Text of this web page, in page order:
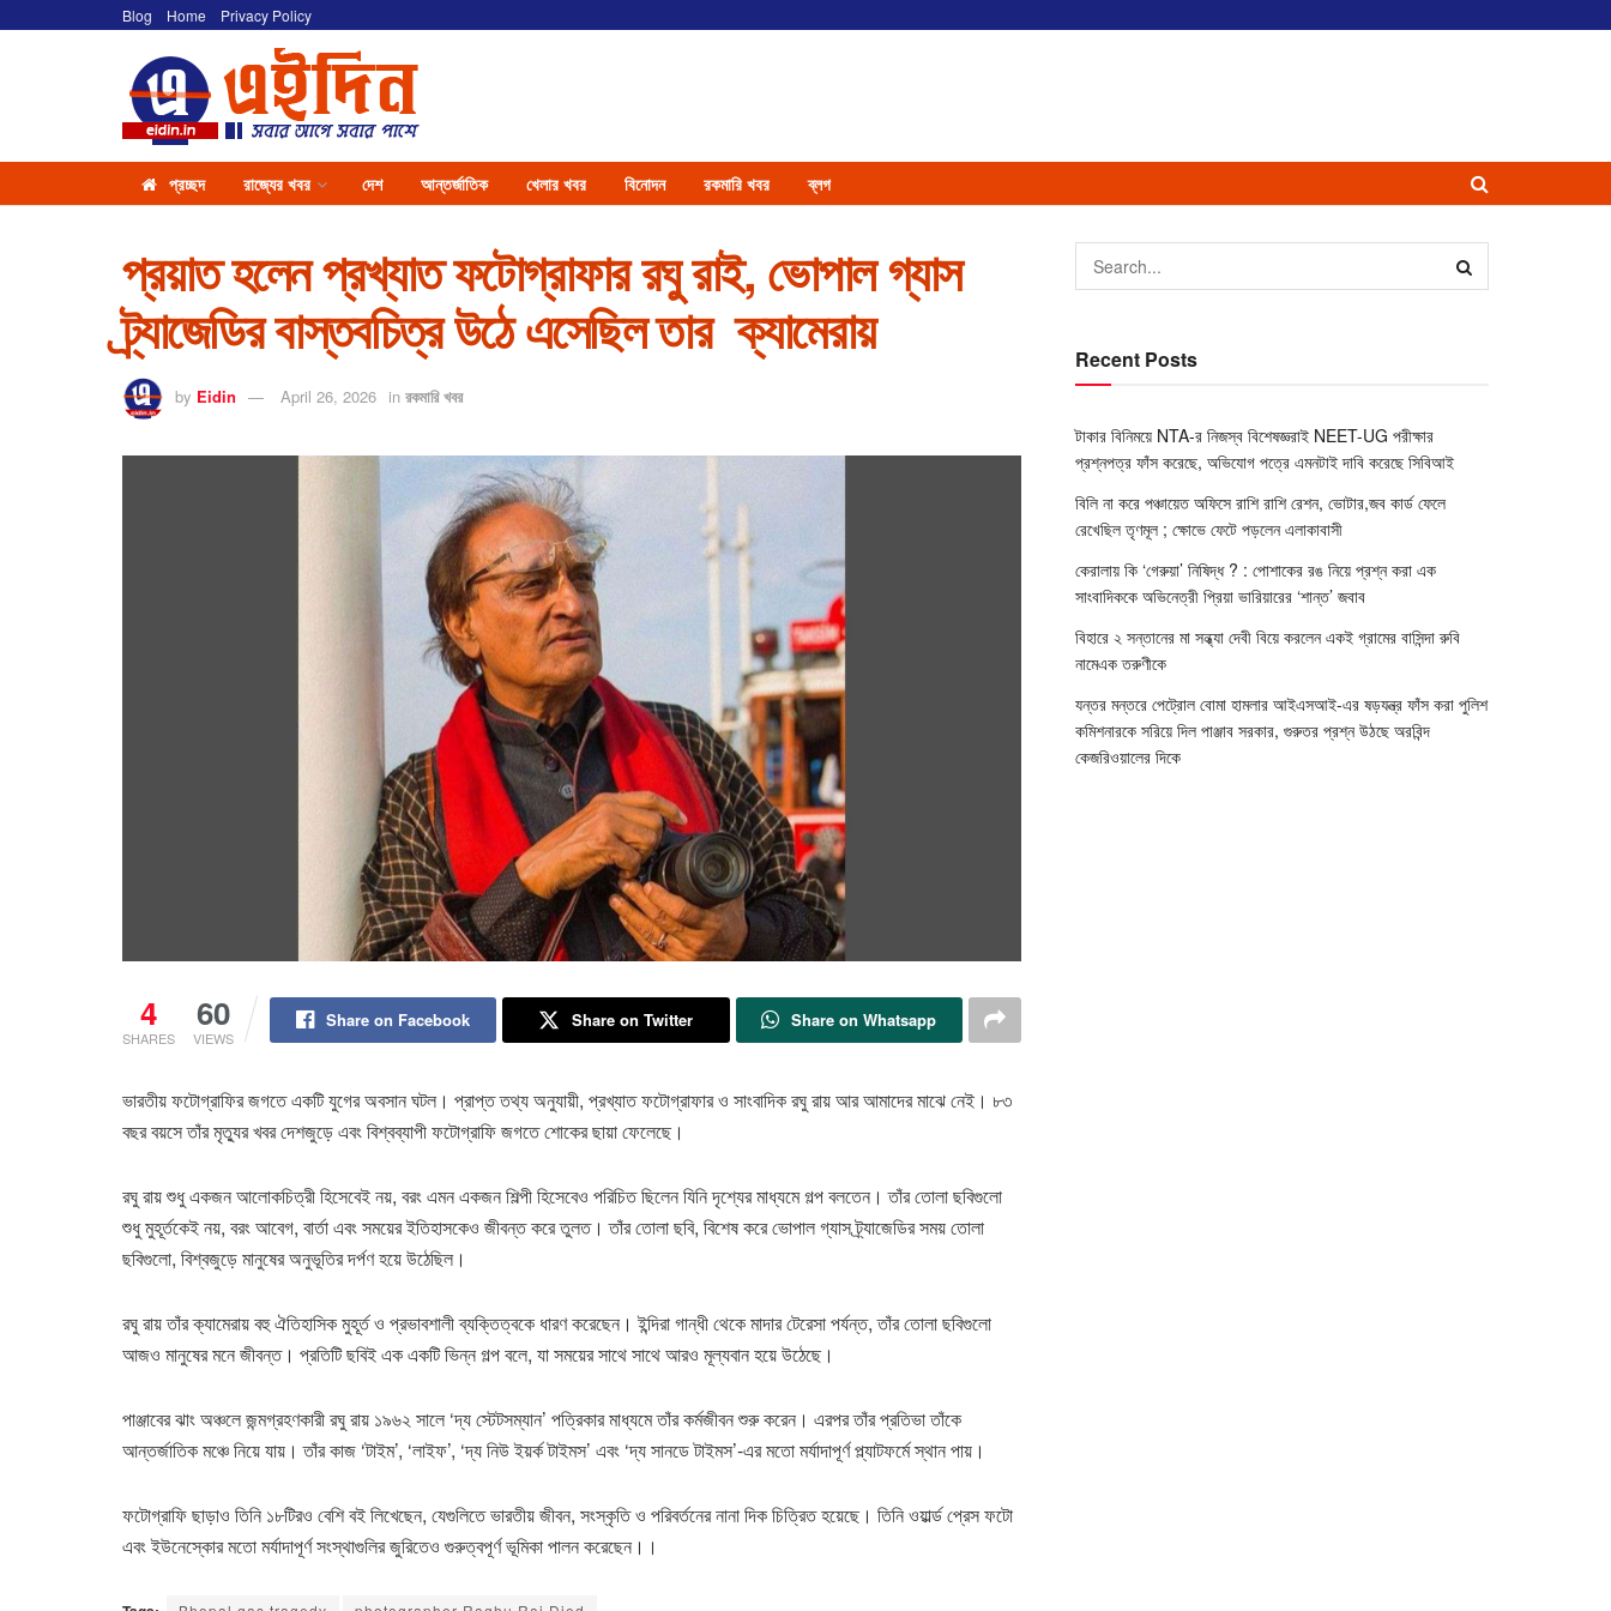
Blog Home Privacy Policy
প্রচ্ছদ রাজ্যের খবর দেশ আন্তর্জাতিক খেলার খবর বিনোদন রকমারি খবর ব্লগ
প্রয়াত হলেন প্রখ্যাত ফটোগ্রাফার রঘু রাই, ভোপাল গ্যাস
ট্র্যাজেডির বাস্তবচিত্র উঠে এসেছিল তার ক্যামেরায়
by Eidin April 26, 2026 in রকমারি খবর
4
SHARES
60
VIEWS
Share on Facebook Share on Twitter Share on Whatsapp
ভারতীয় ফটোগ্রাফির জগতে একটি যুগের অবসান ঘটল। প্রাপ্ত তথ্য অনুযায়ী, প্রখ্যাত ফটোগ্রাফার ও সাংবাদিক রঘু রায় আর আমাদের মাঝে নেই। ৮৩
বছর বয়সে তাঁর মৃত্যুর খবর দেশজুড়ে এবং বিশ্বব্যাপী ফটোগ্রাফি জগতে শোকের ছায়া ফেলেছে।
রঘু রায় শুধু একজন আলোকচিত্রী হিসেবেই নয়, বরং এমন একজন শিল্পী হিসেবেও পরিচিত ছিলেন যিনি দৃশ্যের মাধ্যমে গল্প বলতেন। তাঁর তোলা ছবিগুলো
শুধু মুহূর্তকেই নয়, বরং আবেগ, বার্তা এবং সময়ের ইতিহাসকেও জীবন্ত করে তুলত। তাঁর তোলা ছবি, বিশেষ করে ভোপাল গ্যাস ট্র্যাজেডির সময় তোলা
ছবিগুলো, বিশ্বজুড়ে মানুষের অনুভূতির দর্পণ হয়ে উঠেছিল।
রঘু রায় তাঁর ক্যামেরায় বহু ঐতিহাসিক মুহূর্ত ও প্রভাবশালী ব্যক্তিত্বকে ধারণ করেছেন। ইন্দিরা গান্ধী থেকে মাদার টেরেসা পর্যন্ত, তাঁর তোলা ছবিগুলো
আজও মানুষের মনে জীবন্ত। প্রতিটি ছবিই এক একটি ভিন্ন গল্প বলে, যা সময়ের সাথে সাথে আরও মূল্যবান হয়ে উঠেছে।
পাঞ্জাবের ঝাং অঞ্চলে জন্মগ্রহণকারী রঘু রায় ১৯৬২ সালে ‘দ্য স্টেটসম্যান’ পত্রিকার মাধ্যমে তাঁর কর্মজীবন শুরু করেন। এরপর তাঁর প্রতিভা তাঁকে
আন্তর্জাতিক মঞ্চে নিয়ে যায়। তাঁর কাজ ‘টাইম’, ‘লাইফ’, ‘দ্য নিউ ইয়র্ক টাইমস’ এবং ‘দ্য সানডে টাইমস’-এর মতো মর্যাদাপূর্ণ প্ল্যাটফর্মে স্থান পায়।
ফটোগ্রাফি ছাড়াও তিনি ১৮টিরও বেশি বই লিখেছেন, যেগুলিতে ভারতীয় জীবন, সংস্কৃতি ও পরিবর্তনের নানা দিক চিত্রিত হয়েছে। তিনি ওয়ার্ল্ড প্রেস ফটো
এবং ইউনেস্কোর মতো মর্যাদাপূর্ণ সংস্থাগুলির জুরিতেও গুরুত্বপূর্ণ ভূমিকা পালন করেছেন।।
Recent Posts
টাকার বিনিময়ে NTA-র নিজস্ব বিশেষজ্ঞরাই NEET-UG পরীক্ষার
প্রশ্নপত্র ফাঁস করেছে, অভিযোগ পত্রে এমনটাই দাবি করেছে সিবিআই
বিলি না করে পঞ্চায়েত অফিসে রাশি রাশি রেশন, ভোটার,জব কার্ড ফেলে
রেখেছিল তৃণমূল ; ক্ষোভে ফেটে পড়লেন এলাকাবাসী
কেরালায় কি ‘গেরুয়া’ নিষিদ্ধ ? : পোশাকের রঙ নিয়ে প্রশ্ন করা এক
সাংবাদিককে অভিনেত্রী প্রিয়া ভারিয়ারের ‘শান্ত’ জবাব
বিহারে ২ সন্তানের মা সন্ধ্যা দেবী বিয়ে করলেন একই গ্রামের বাসিন্দা রুবি
নামেএক তরুণীকে
যন্তর মন্তরে পেট্রোল বোমা হামলার আইএসআই-এর ষড়যন্ত্র ফাঁস করা পুলিশ
কমিশনারকে সরিয়ে দিল পাঞ্জাব সরকার, গুরুতর প্রশ্ন উঠছে অরবিন্দ
কেজরিওয়ালের দিকে